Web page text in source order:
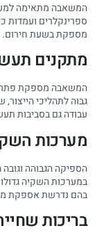
המשאבה מתאימה
ספרינקלרים ועמדות
מספקת בשעת חירום.
מתקנים
המשאבה מספקת
גבוה לתהליכי
עבודה גם בסביבות
מערכות
הספיקה הגבוהה
במערכות השקיה
בהם נדרשת אספקת
בריכות